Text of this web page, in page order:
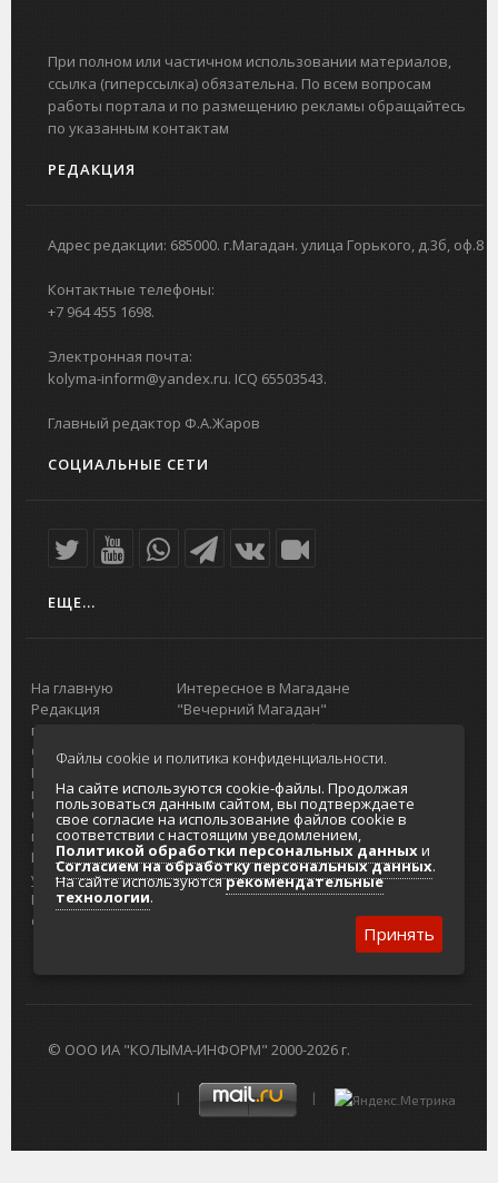
При полном или частичном использовании материалов,
ссылка (гиперссылка) обязательна. По всем вопросам
работы портала и по размещению рекламы обращайтесь
по указанным контактам
РЕДАКЦИЯ
Адрес редакции: 685000. г.Магадан. улица Горького, д.3б, оф.8
Контактные телефоны:
+7 964 455 1698.
Электронная почта:
kolyma-inform@yandex.ru. ICQ 65503543.
Главный редактор Ф.А.Жаров
СОЦИАЛЬНЫЕ СЕТИ
ЕЩЕ...
На главную
Редакция
портала
О проекте
Реклама на
портале
Отзывы и
предложения
Интернет-
услуги
Разработка
сайтов
Интересное в Магадане
"Вечерний Магадан"
Городская доска объявлений
Реклама
Главный туристический портал
Колымы
Политика в отношении обработки
персональных данных
Согласие на обработку персональных
данных
© ООО ИА "КОЛЫМА-ИНФОРМ" 2000-2026 г.
Файлы cookie и политика конфиденциальности.
На сайте используются cookie-файлы. Продолжая
пользоваться данным сайтом, вы подтверждаете
свое согласие на использование файлов cookie в
соответствии с настоящим уведомлением,
Политикой обработки персональных данныхи
Согласием на обработку персональных данных.
На сайте используютсярекомендательные
технологии.
Принять